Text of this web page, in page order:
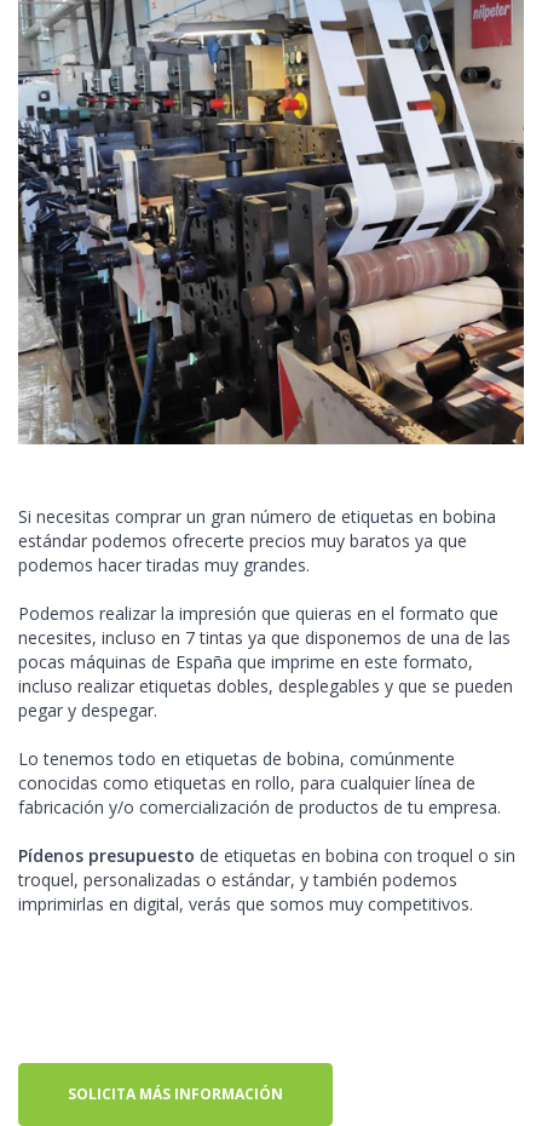
Si necesitas comprar un gran número de etiquetas en bobina
estándar podemos ofrecerte precios muy baratos ya que
podemos hacer tiradas muy grandes.
Podemos realizar la impresión que quieras en el formato que
necesites, incluso en 7 tintas ya que disponemos de una de las
pocas máquinas de España que imprime en este formato,
incluso realizar etiquetas dobles, desplegables y que se pueden
pegar y despegar.
Lo tenemos todo en etiquetas de bobina, comúnmente
conocidas como etiquetas en rollo, para cualquier línea de
fabricación y/o comercialización de productos de tu empresa.
Pídenos presupuesto de etiquetas en bobina con troquel o sin
troquel, personalizadas o estándar, y también podemos
imprimirlas en digital, verás que somos muy competitivos.
SOLICITA MÁS INFORMACIÓN